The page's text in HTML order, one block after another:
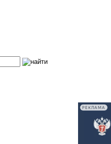
РЕКЛАМА